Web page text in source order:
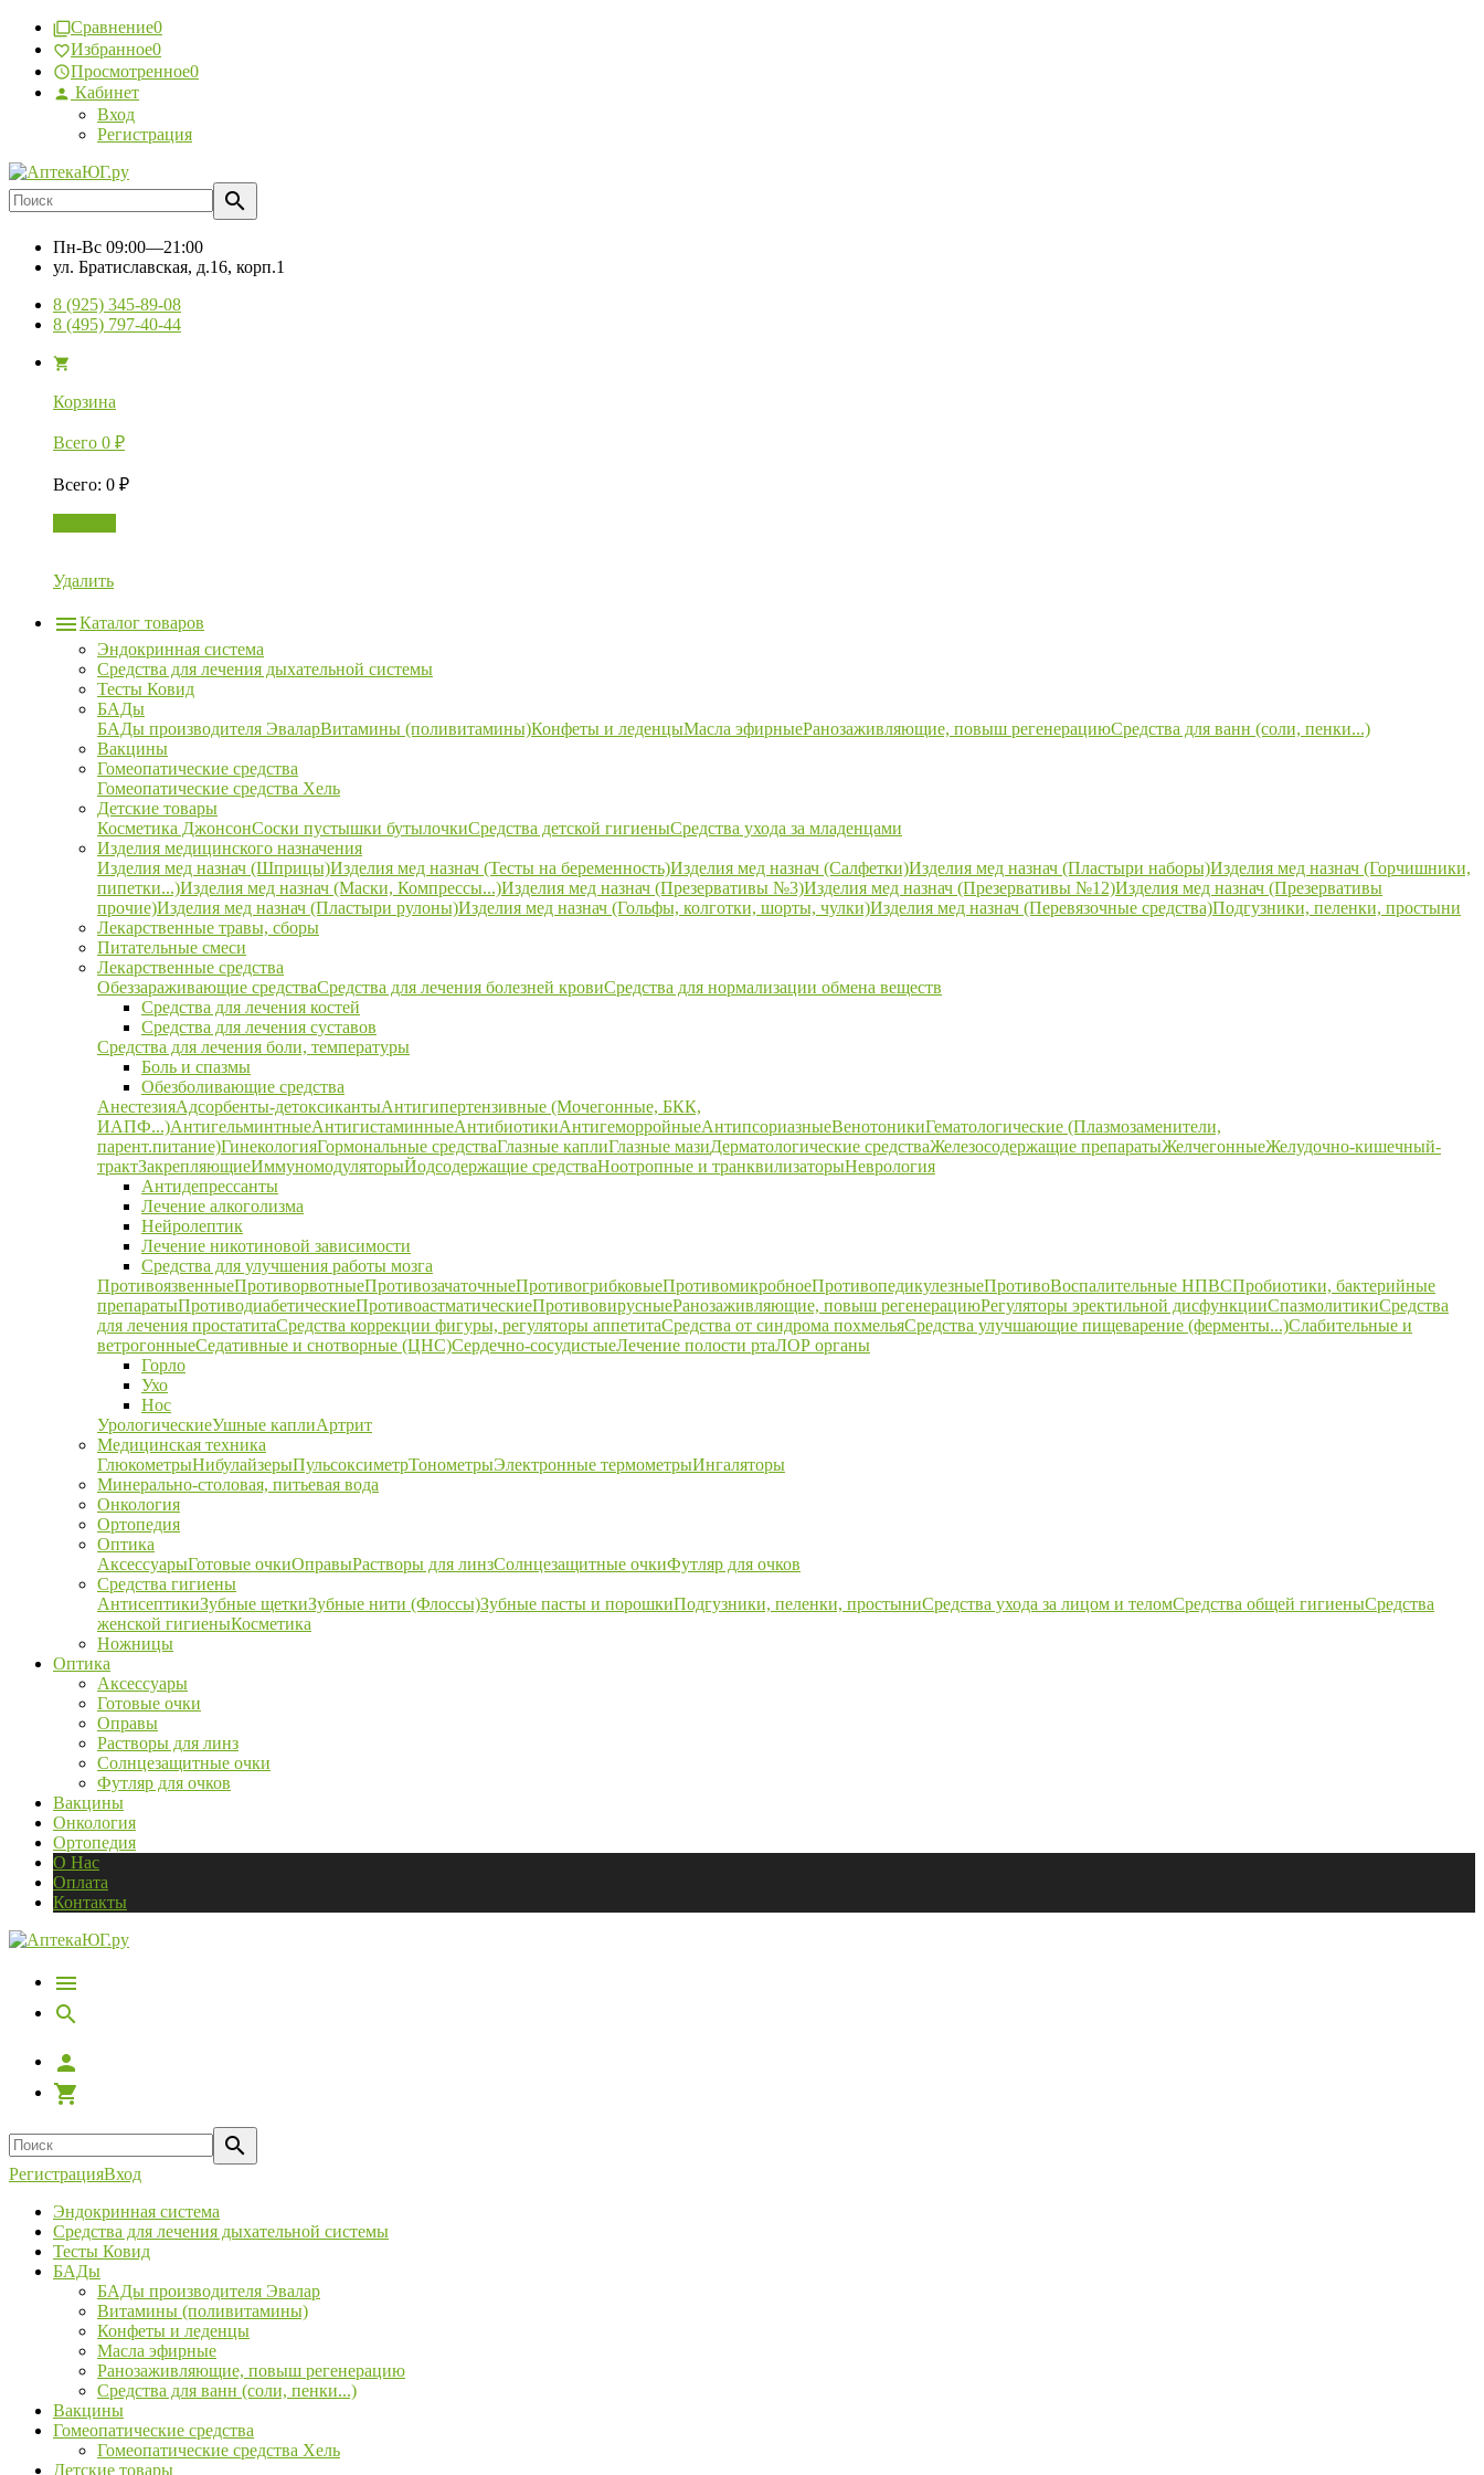
Сравнение0
Избранное0
Просмотренное0
Кабинет
Вход
Регистрация
Пн-Вс 09:00—21:00
ул. Братиславская, д.16, корп.1
8 (925) 345-89-08
8 (495) 797-40-44
Корзина
Всего 0 ₽
Всего: 0 ₽
Удалить
Каталог товаров
Эндокринная система
Средства для лечения дыхательной системы
Тесты Ковид
БАДы
БАДы производителя ЭваларВитамины (поливитамины)Конфеты и леденцыМасла эфирныеРанозаживляющие, повыш регенерациюСредства для ванн (соли, пенки...)
Вакцины
Гомеопатические средства
Гомеопатические средства Хель
Детские товары
Косметика ДжонсонСоски пустышки бутылочкиСредства детской гигиеныСредства ухода за младенцами
Изделия медицинского назначения
Изделия мед назнач (Шприцы)Изделия мед назнач (Тесты на беременность)Изделия мед назнач (Салфетки)Изделия мед назнач (Пластыри наборы)Изделия мед назнач (Горчишники,
пипетки...)Изделия мед назнач (Маски, Компрессы...)Изделия мед назнач (Презервативы №3)Изделия мед назнач (Презервативы №12)Изделия мед назнач (Презервативы
прочие)Изделия мед назнач (Пластыри рулоны)Изделия мед назнач (Гольфы, колготки, шорты, чулки)Изделия мед назнач (Перевязочные средства)Подгузники, пеленки, простыни
Лекарственные травы, сборы
Питательные смеси
Лекарственные средства
Обеззараживающие средстваСредства для лечения болезней кровиСредства для нормализации обмена веществ
Средства для лечения костей
Средства для лечения суставов
Средства для лечения боли, температуры
Боль и спазмы
Обезболивающие средства
АнестезияАдсорбенты-детоксикантыАнтигипертензивные (Мочегонные, БКК,
ИАПФ...)АнтигельминтныеАнтигистаминныеАнтибиотикиАнтигеморройныеАнтипсориазныеВенотоникиГематологические (Плазмозаменители,
парент.питание)ГинекологияГормональные средстваГлазные каплиГлазные мазиДерматологические средстваЖелезосодержащие препаратыЖелчегонныеЖелудочно-кишечный-
трактЗакрепляющиеИммуномодуляторыЙодсодержащие средстваНоотропные и транквилизаторыНеврология
Антидепрессанты
Лечение алкоголизма
Нейролептик
Лечение никотиновой зависимости
Средства для улучшения работы мозга
ПротивоязвенныеПротиворвотныеПротивозачаточныеПротивогрибковыеПротивомикробноеПротивопедикулезныеПротивоВоспалительные НПВСПробиотики, бактерийные
препаратыПротиводиабетическиеПротивоастматическиеПротивовирусныеРанозаживляющие, повыш регенерациюРегуляторы эректильной дисфункцииСпазмолитикиСредства
для лечения простатитаСредства коррекции фигуры, регуляторы аппетитаСредства от синдрома похмельяСредства улучшающие пищеварение (ферменты...)Слабительные и
ветрогонныеСедативные и снотворные (ЦНС)Сердечно-сосудистыеЛечение полости ртаЛОР органы
Горло
Ухо
Нос
УрологическиеУшные каплиАртрит
Медицинская техника
ГлюкометрыНибулайзерыПульсоксиметрТонометрыЭлектронные термометрыИнгаляторы
Минерально-столовая, питьевая вода
Онкология
Ортопедия
Оптика
АксессуарыГотовые очкиОправыРастворы для линзСолнцезащитные очкиФутляр для очков
Средства гигиены
АнтисептикиЗубные щеткиЗубные нити (Флоссы)Зубные пасты и порошкиПодгузники, пеленки, простыниСредства ухода за лицом и теломСредства общей гигиеныСредства
женской гигиеныКосметика
Ножницы
Оптика
Аксессуары
Готовые очки
Оправы
Растворы для линз
Солнцезащитные очки
Футляр для очков
Вакцины
Онкология
Ортопедия
О Нас
Оплата
Контакты
РегистрацияВход
Эндокринная система
Средства для лечения дыхательной системы
Тесты Ковид
БАДы
БАДы производителя Эвалар
Витамины (поливитамины)
Конфеты и леденцы
Масла эфирные
Ранозаживляющие, повыш регенерацию
Средства для ванн (соли, пенки...)
Вакцины
Гомеопатические средства
Гомеопатические средства Хель
Детские товары